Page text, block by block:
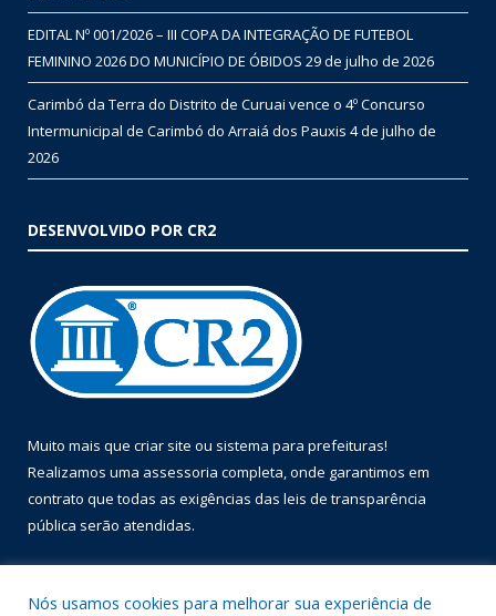
EDITAL Nº 001/2026 – III COPA DA INTEGRAÇÃO DE FUTEBOL
FEMININO 2026 DO MUNICÍPIO DE ÓBIDOS 29 de julho de 2026
Carimbó da Terra do Distrito de Curuai vence o 4º Concurso
Intermunicipal de Carimbó do Arraiá dos Pauxis 4 de julho de
2026
DESENVOLVIDO POR CR2
Muito mais que criar site ou sistema para prefeituras!
Realizamos uma assessoria completa, onde garantimos em
contrato que todas as exigências das leis de transparência
pública serão atendidas.
Nós usamos cookies para melhorar sua experiência de